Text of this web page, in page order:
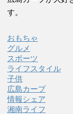
す。
おもちゃ
グルメ
スポーツ
ライフスタイル
子供
広島カープ
情報シェア
湘南ライフ